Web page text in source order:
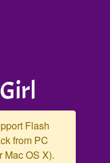
Flash
from PC
Mac OS X).